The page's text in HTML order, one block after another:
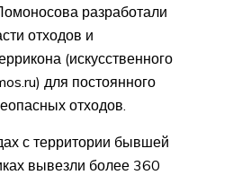
разработали
отходов и
(искусственного
для постоянного
отходов.
с территории бывшей
вывезли более 360